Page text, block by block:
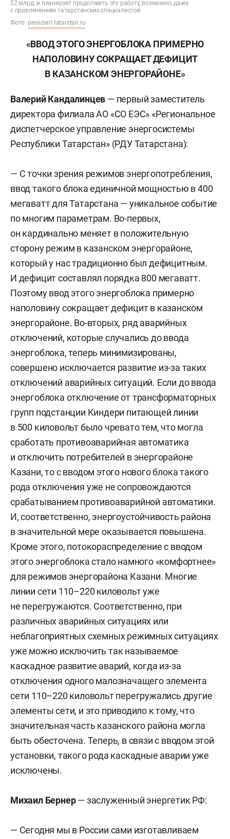
$2 млрд. и планирует продолжить эту работу, возможно, даже
с привлечением татарстанских специалистов
Фото: president.tatarstan.ru
«ВВОД ЭТОГО ЭНЕРГОБЛОКА ПРИМЕРНО
НАПОЛОВИНУ СОКРАЩАЕТ ДЕФИЦИТ
В КАЗАНСКОМ ЭНЕРГОРАЙОНЕ»
Валерий Кандалинцев — первый заместитель
директора филиала АО «СО ЕЭС» «Региональное
диспетчерское управление энергосистемы
Республики Татарстан» (РДУ Татарстана):
— С точки зрения режимов энергопотребления,
ввод такого блока единичной мощностью в 400
мегаватт для Татарстана — уникальное событие
по многим параметрам. Во-первых,
он кардинально меняет в положительную
сторону режим в казанском энергорайоне,
который у нас традиционно был дефицитным.
И дефицит составлял порядка 800 мегаватт.
Поэтому ввод этого энергоблока примерно
наполовину сокращает дефицит в казанском
энергорайоне. Во-вторых, ряд аварийных
отключений, которые случались до ввода
энергоблока, теперь минимизированы,
совершено исключается развитие из-за таких
отключений аварийных ситуаций. Если до ввода
энергоблока отключение от трансформаторных
групп подстанции Киндери питающей линии
в 500 киловольт было чревато тем, что могла
сработать противоаварийная автоматика
и отключить потребителей в энергорайоне
Казани, то с вводом этого нового блока такого
рода отключения уже не сопровождаются
срабатыванием противоаварийной автоматики.
И, соответственно, энергоустойчивость района
в значительной мере оказывается повышена.
Кроме этого, потокораспределение с вводом
этого энергоблока стало намного «комфортнее»
для режимов энергорайона Казани. Многие
линии сети 110–220 киловольт уже
не перегружаются. Соответственно, при
различных аварийных ситуациях или
неблагоприятных схемных режимных ситуациях
уже можно исключить так называемое
каскадное развитие аварий, когда из-за
отключения одного малозначащего элемента
сети 110–220 киловольт перегружались другие
элементы сети, и это приводило к тому, что
значительная часть казанского района могла
быть обесточена. Теперь, в связи с вводом этой
установки, такого рода каскадные аварии уже
исключены.
Михаил Бернер— заслуженный энергетик РФ:
— Сегодня мы в России сами изготавливаем